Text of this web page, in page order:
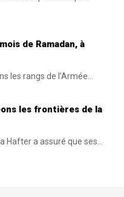
de Ramadan, à
les rangs de l’Armée
les frontières de la
Hafter a assuré que ses